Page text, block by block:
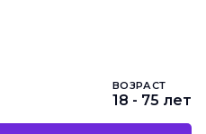
ВОЗРАСТ
18 - 75 лет